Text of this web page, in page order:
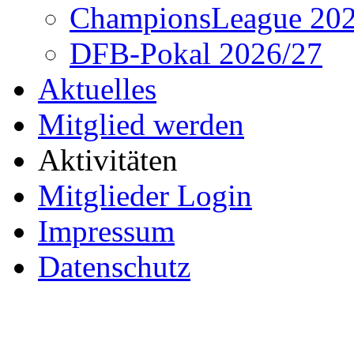
ChampionsLeague
DFB-Pokal 2026/27
Aktuelles
Mitglied werden
Aktivitäten
Mitglieder Login
Impressum
Datenschutz